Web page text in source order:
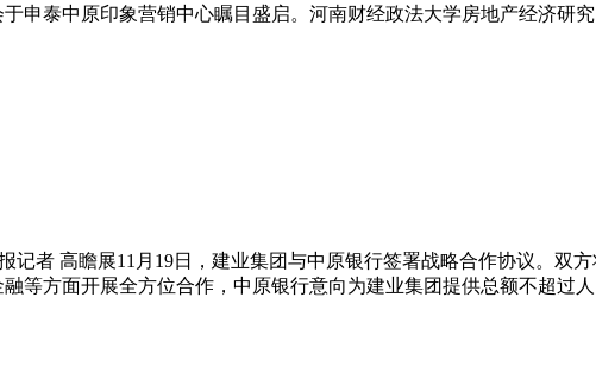
申泰中原印象营销中心瞩目盛启。河南财经政法大学房地产经济研究
记者 高瞻展11月19日，建业集团与中原银行签署战略合作协议。双
等方面开展全方位合作，中原银行意向为建业集团提供总额不超过